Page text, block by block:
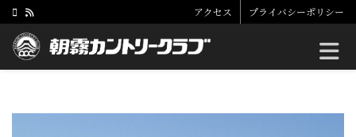
アクセス プライバシーポリシー